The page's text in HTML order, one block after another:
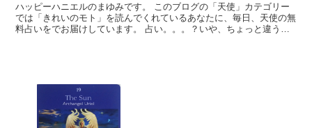
ハッピーハニエルのまゆみです。 このブログの「天使」カテゴリー
では「きれいのモト」を読んでくれているあなたに、毎日、天使の無
料占いをでお届けしています。 占い。。。？いや、ちょっと違うか